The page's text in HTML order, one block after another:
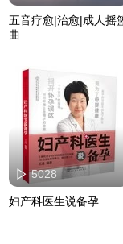
五音疗愈|治愈|成人摇
曲
5028
妇产科医生说备孕